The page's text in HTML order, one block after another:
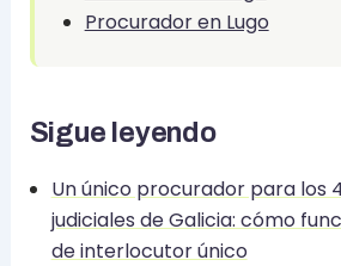
Procurador en Lugo
Sigue leyendo
Un único procurador para los
judiciales de Galicia: cómo
de interlocutor único